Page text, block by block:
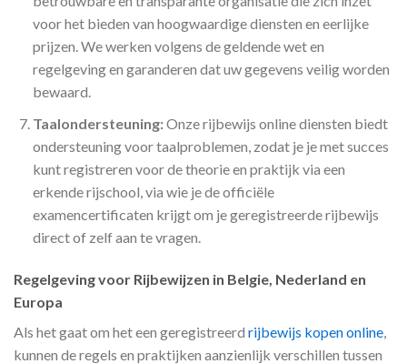
voor het bieden van hoogwaardige diensten en eerlijke
prijzen. We werken volgens de geldende wet en
regelgeving en garanderen dat uw gegevens veilig worden
bewaard.
Taalondersteuning:Onze rijbewijs online diensten biedt
ondersteuning voor taalproblemen, zodat je je met succes
kunt registreren voor de theorie en praktijk via een
erkende rijschool, via wie je de officiële
examencertificaten krijgt om je geregistreerde rijbewijs
direct of zelf aan te vragen.
Regelgeving voor Rijbewijzen in Belgie, Nederland en
Europa
Als het gaat om het een geregistreerd rijbewijs kopen online
kunnen de regels en praktijken aanzienlijk verschillen tussen